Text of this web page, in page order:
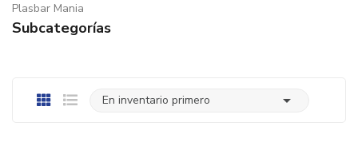
Plasbar Mania
Subcategorías
En inventario primero 